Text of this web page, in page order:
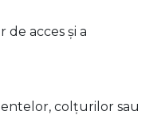
acces și a
colțurilor sau